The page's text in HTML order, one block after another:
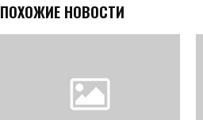
ПОХОЖИЕ НОВОСТИ